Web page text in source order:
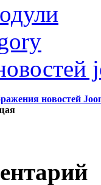
новостей